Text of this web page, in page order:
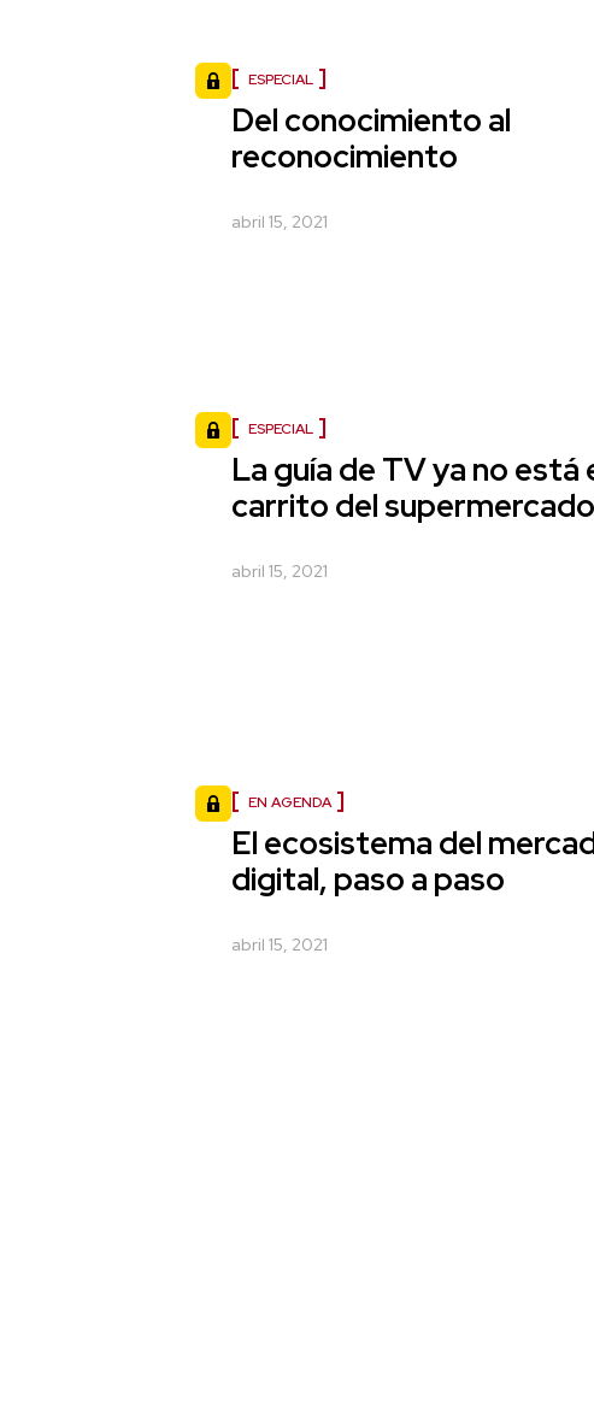
ESPECIAL
Del conocimiento al
reconocimiento
abril 15, 2021
ESPECIAL
La guía de TV ya no está
carrito del
abril 15, 2021
EN AGENDA
El ecosistema del
digital, paso a paso
abril 15, 2021